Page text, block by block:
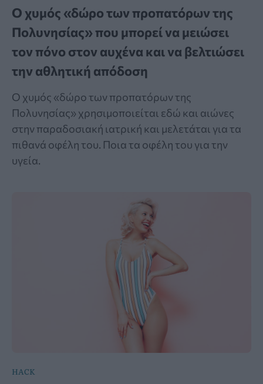
Ο χυμός «δώρο των προπατόρων της
Πολυνησίας» που μπορεί να μειώσει
τον πόνο στον αυχένα και να βελτιώσει
την αθλητική απόδοση
Ο χυμός «δώρο των προπατόρων της
Πολυνησίας» χρησιμοποιείται εδώ και αιώνες
στην παραδοσιακή ιατρική και μελετάται για τα
πιθανά οφέλη του. Ποια τα οφέλη του για την
υγεία.
HACK